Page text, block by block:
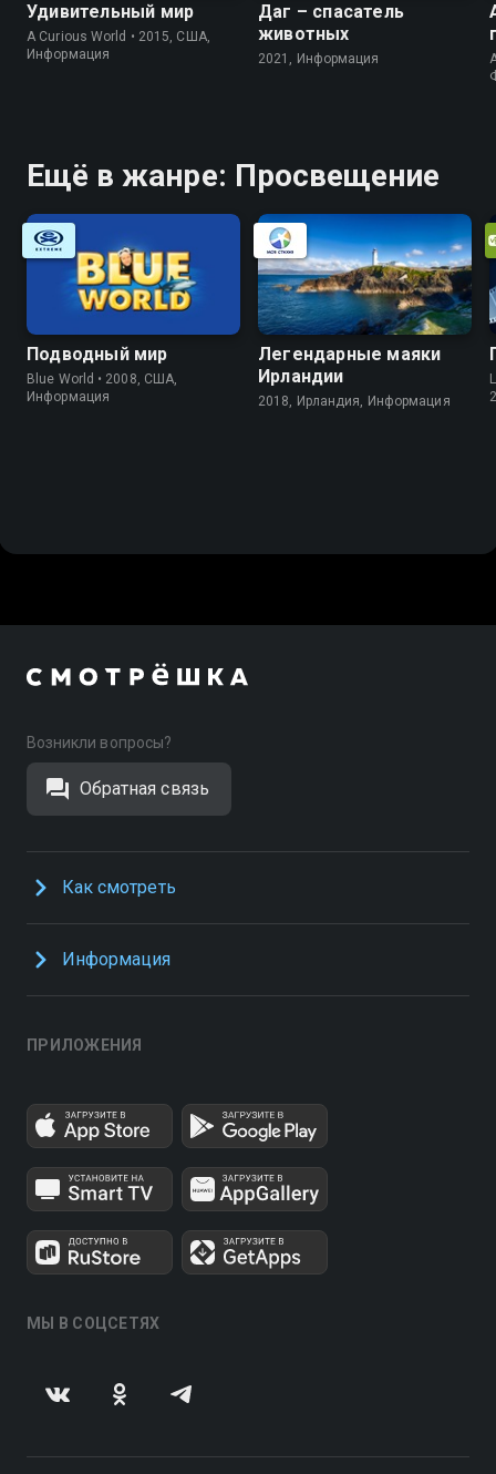
Удивительный мир
A Curious World • 2015, США,
Информация
Даг – спасатель
животных
2021, Информация
Ещё в жанре: Просвещение
Подводный мир
Blue World • 2008, США,
Информация
Легендарные маяки
Ирландии
2018, Ирландия, Информация
Возникли вопросы?
Обратная связь
Как смотреть
Информация
ПРИЛОЖЕНИЯ
МЫ В СОЦСЕТЯХ